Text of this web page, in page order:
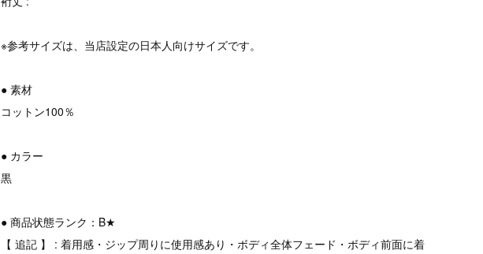
※参考サイズは、当店設定の日本人向けサイズです。
● 素材
コットン100％
● カラー
黒
● 商品状態ランク：B★
【 追記 】 : 着用感・ジップ周りに使用感あり・ボディ全体フェード・ボディ前面に着